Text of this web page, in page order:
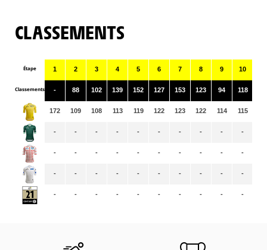
CLASSEMENTS
Étape
Classements
1
-
172
-
-
-
-
2
88
109
-
-
-
-
3
102
108
-
-
-
-
4
139
113
-
-
-
-
5
152
119
-
-
-
-
6
127
122
-
-
-
-
7
153
123
-
-
-
-
8
123
122
-
-
-
-
9
94
114
-
-
-
-
10
118
115
-
-
-
-